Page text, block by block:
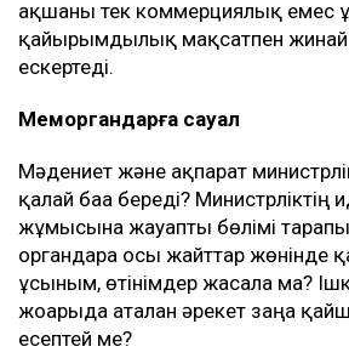
ақшаны тек коммерциялық емес
қайырымдылық мақсатпен
ескертеді.
Меморгандарға сауал
Мәдениет және ақпарат
қалай баға береді? Министрліктің
жұмысына жауапты бөлімі
органдарға осы жайттар жөнінде
ұсыным, өтінімдер жасала ма? Ішкі
жоғарыда аталған әрекет заңға
есептей ме?